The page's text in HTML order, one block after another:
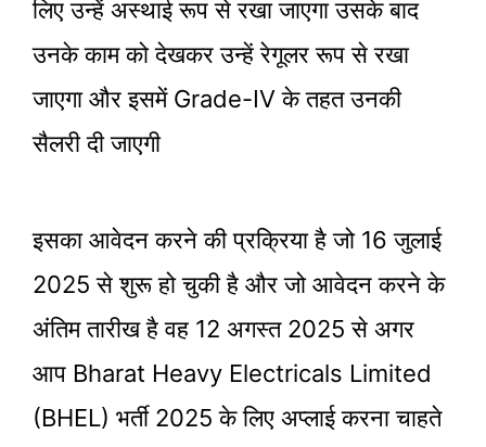
लिए उन्हें अस्थाई रूप से रखा जाएगा उसके बाद
उनके काम को देखकर उन्हें रेगूलर रूप से रखा
जाएगा और इसमें Grade-IV के तहत उनकी
सैलरी दी जाएगी
इसका आवेदन करने की प्रक्रिया है जो 16 जुलाई
2025 से शुरू हो चुकी है और जो आवेदन करने के
अंतिम तारीख है वह 12 अगस्त 2025 से अगर
आप Bharat Heavy Electricals Limited
(BHEL) भर्ती 2025 के लिए अप्लाई करना चाहते